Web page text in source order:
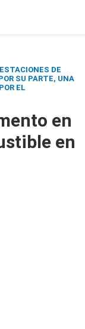
DE
SU PARTE, UNA
EL
en
en